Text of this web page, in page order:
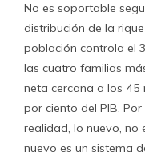
No es soportable
distribución de la
población controla el
las cuatro familias
neta cercana a los 45
por ciento del PIB.
realidad, lo nuevo, no
nuevo es un sistema